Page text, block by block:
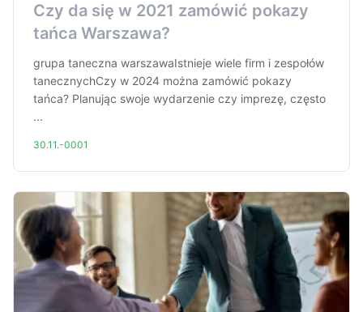
Czy da się w 2021 zamówić pokazy
tańca Warszawa?
grupa taneczna warszawaIstnieje wiele firm i zespołów
tanecznychCzy w 2024 można zamówić pokazy
tańca? Planując swoje wydarzenie czy imprezę, często
...
30.11.-0001